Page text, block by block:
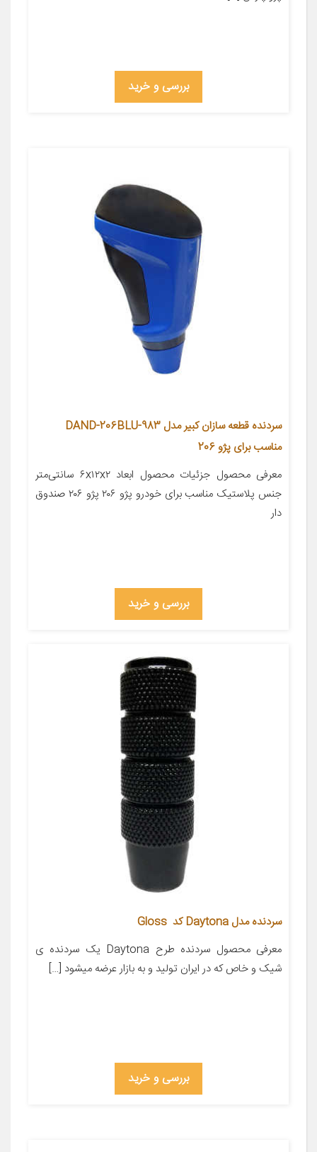
بررسی و خرید
سردنده قطعه سازان کبیر مدل DAND-206BLU-983
مناسب برای پژو 206
معرفی محصول جزئیات محصول ابعاد ۶x۱۲x۲ سانتی‌متر
جنس پلاستیک مناسب برای خودرو پژو ۲۰۶ پژو ۲۰۶ صندوق
دار
بررسی و خرید
سردنده مدل Daytona کد Gloss
معرفی محصول سردنده طرح Daytona یک سردنده ی
شیک و خاص که در ایران تولید و به بازار عرضه میشود […]
بررسی و خرید